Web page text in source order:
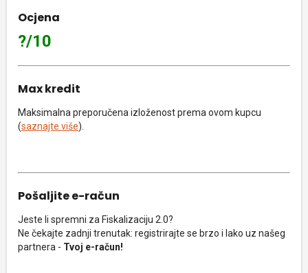
Ocjena
?/10
Max kredit
Maksimalna preporučena izloženost prema ovom kupcu
(saznajte više).
Pošaljite e-račun
Jeste li spremni za Fiskalizaciju 2.0?
Ne čekajte zadnji trenutak: registrirajte se brzo i lako uz našeg
partnera - Tvoj e-račun!